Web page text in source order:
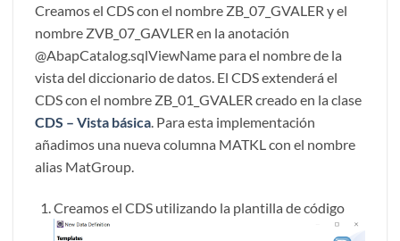
Creamos el CDS con el nombre ZB_07_GVALER y el
nombre ZVB_07_GAVLER en la anotación
@AbapCatalog.sqlViewName para el nombre de la
vista del diccionario de datos. El CDS extenderá el
CDS con el nombre ZB_01_GVALER creado en la clase
CDS – Vista básica . Para esta implementación
añadimos una nueva columna MATKL con el nombre
alias MatGroup.
Creamos el CDS utilizando la plantilla de código